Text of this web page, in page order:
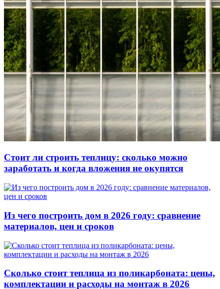
Стоит ли строить теплицу: сколько можно
заработать и когда вложения не окупятся
Из чего построить дом в 2026 году: сравнение
материалов, цен и сроков
Сколько стоит теплица из поликарбоната: цены,
комплектации и расходы на монтаж в 2026